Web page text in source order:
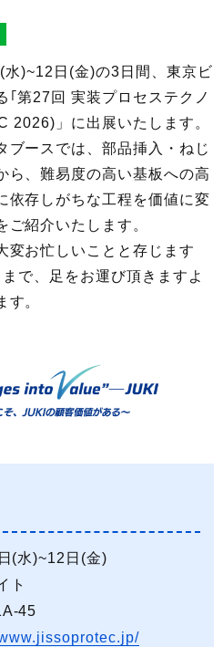
)~12日(金)の3日間、東京ビ
｢第27回 実装プロセステクノ
2026)」に出展いたします。
ブースでは、部品挿入・ねじ
ら、難易度の高い基板への高
依存しがちな工程を価値に変
ご紹介いたします。
変お忙しいことと存じます
で、足をお運び頂きますよ
す。
(水)~12日(金)
ト
45